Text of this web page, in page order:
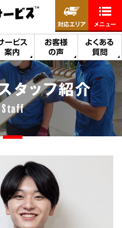
ービス
案内
お客様
の声
よくある
質問
対応エリア メニュー
タッフ紹介
Staff